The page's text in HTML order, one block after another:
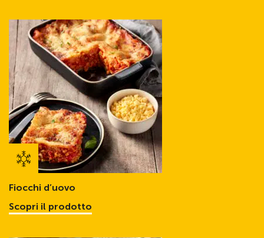
Fiocchi d’uovo
Scopri il prodotto